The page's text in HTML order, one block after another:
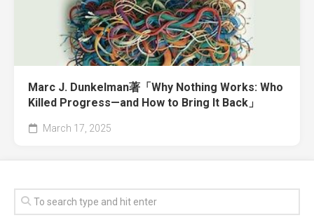
Marc J. Dunkelman著「Why Nothing Works: Who
Killed Progress—and How to Bring It Back」
March 17, 2025